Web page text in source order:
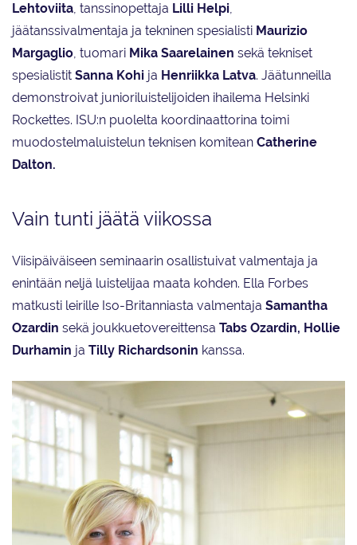
Lehtoviita, tanssinopettaja Lilli Helpi,
jäätanssivalmentaja ja tekninen spesialisti Maurizio
Margaglio, tuomari Mika Saarelainen sekä tekniset
spesialistit Sanna Kohi ja Henriikka Latva. Jäätunneilla
demonstroivat junioriluistelijoiden ihailema Helsinki
Rockettes. ISU:n puolelta koordinaattorina toimi
muodostelmaluistelun teknisen komitean Catherine
Dalton.
Vain tunti jäätä viikossa
Viisipäiväiseen seminaarin osallistuivat valmentaja ja
enintään neljä luistelijaa maata kohden. Ella Forbes
matkusti leirille Iso-Britanniasta valmentaja Samantha
Ozardin sekä joukkuetovereittensa Tabs Ozardin, Hollie
Durhamin ja Tilly Richardsonin kanssa.